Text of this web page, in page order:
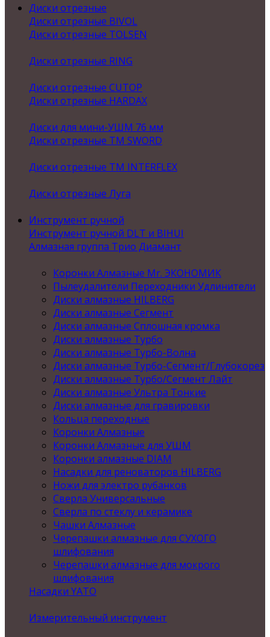
Диски отрезные
Диски отрезные BIVOL
Диски отрезные TOLSEN
Диски отрезные RING
Диски отрезные CUTOP
Диски отрезные HARDAX
Диски для мини-УШМ 76 мм
Диски отрезные ТМ SWORD
Диски отрезные ТМ INTERFLEX
Диски отрезные Луга
Инструмент ручной
Инструмент ручной DLT и BIHUI
Алмазная группа Трио Диамант
Коронки Алмазные Mr. ЭКОНОМИК
Пылеудалители Переходники Удлинители
Диски алмазные HILBERG
Диски алмазные Сегмент
Диски алмазные Сплошная кромка
Диски алмазные Турбо
Диски алмазные Турбо-Волна
Диски алмазные Турбо-Сегмент/Глубокорез
Диски алмазные Турбо/Сегмент Лайт
Диски алмазные Ультра Тонкие
Диски алмазные для гравировки
Кольца переходные
Коронки Алмазные
Коронки Алмазные для УШМ
Коронки алмазные DIAM
Насадки для реноваторов HILBERG
Ножи для электро рубанков
Сверла Универсальные
Сверла по стеклу и керамике
Чашки Алмазные
Черепашки алмазные для СУХОГО
шлифования
Черепашки алмазные для мокрого
шлифования
Насадки YATO
Измерительный инструмент